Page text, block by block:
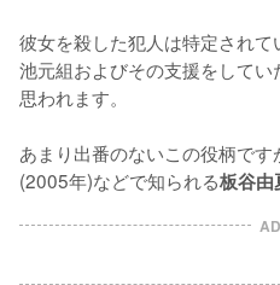
彼女を殺した犯人は特定され
池元組およびその支援をして
思われます。
あまり出番のないこの役柄です
(2005年)などで知られる板谷由
AD